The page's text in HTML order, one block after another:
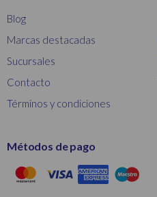
Blog
Marcas destacadas
Sucursales
Contacto
Términos y condiciones
Métodos de pago